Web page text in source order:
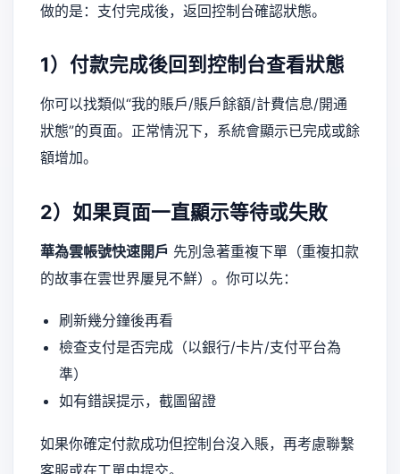
做的是：支付完成後，返回控制台確認狀態。
1）付款完成後回到控制台查看狀態
你可以找類似“我的賬戶/賬戶餘額/計費信息/開通
狀態”的頁面。正常情況下，系統會顯示已完成或餘
額增加。
2）如果頁面一直顯示等待或失敗
華為雲帳號快速開戶 先別急著重複下單（重複扣款
的故事在雲世界屢見不鮮）。你可以先：
刷新幾分鐘後再看
檢查支付是否完成（以銀行/卡片/支付平台為
準）
如有錯誤提示，截圖留證
如果你確定付款成功但控制台沒入賬，再考慮聯繫
客服或在工單中提交。